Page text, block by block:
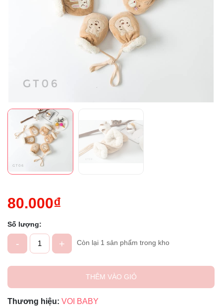
80.000₫
Số lượng:
- + Còn lại 1 sản phẩm trong kho
THÊM VÀO GIỎ
Thương hiệu: VOI BABY
Mã giảm giá:
Ngày hết hạn:
Điều kiện: